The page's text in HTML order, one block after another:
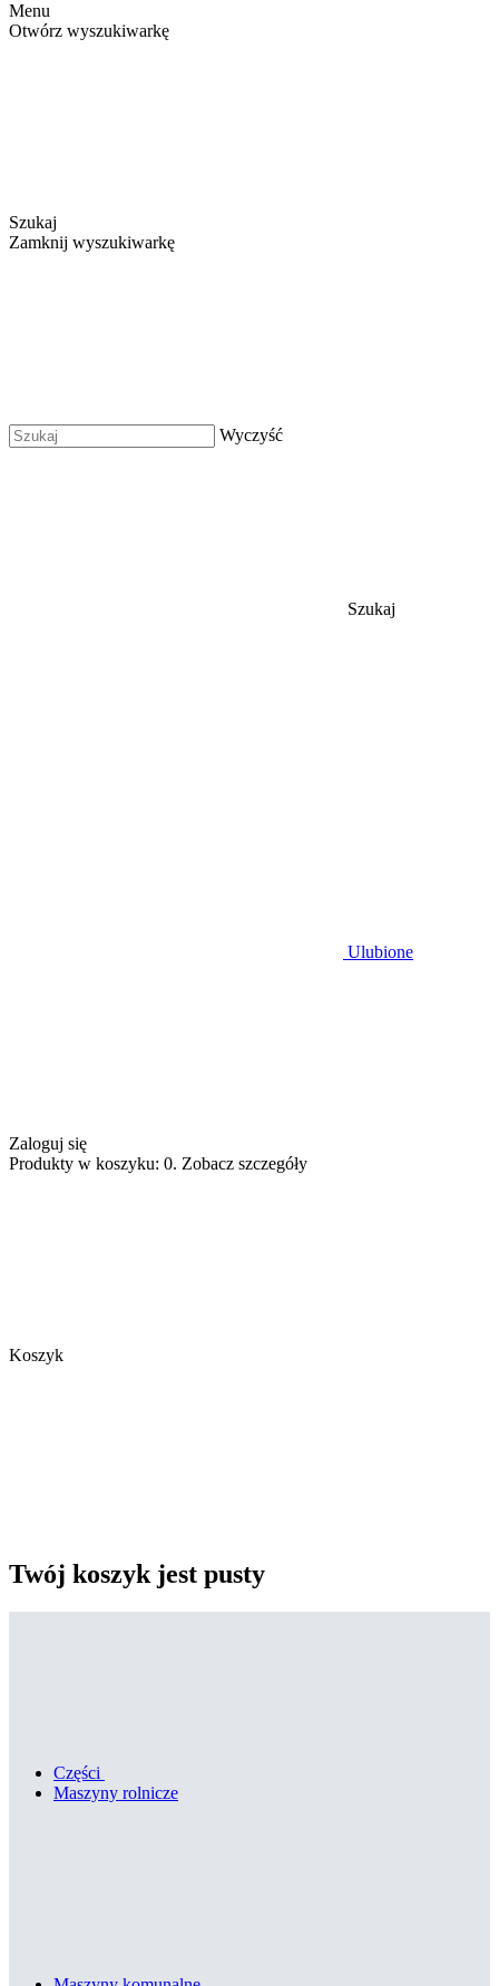
Menu
Otwórz wyszukiwarkę
Szukaj
Zamknij wyszukiwarkę
Wyczyść
Szukaj
Ulubione
Zaloguj się
Produkty w koszyku: 0. Zobacz szczegóły
Koszyk
Twój koszyk jest pusty
Części
Maszyny rolnicze